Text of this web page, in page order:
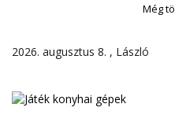
Még
2026. augusztus 8. , László